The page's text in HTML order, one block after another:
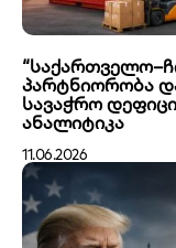
პარტნიორობა
სავაჭრო
ანალიტიკა
11.06.2026